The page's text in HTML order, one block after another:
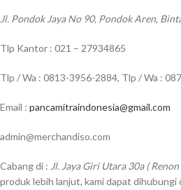
Jl. Pondok Jaya No 90, Pondok Aren,
Tlp Kantor : 021 – 27934865
Tlp / Wa : 0813-3956-2884, Tlp / Wa :
Email : pancamitraindonesia@gmail.com
admin@merchandiso.com
Cabang di : Jl. Jaya Giri Utara 30a (
produk lebih lanjut, kami dapat